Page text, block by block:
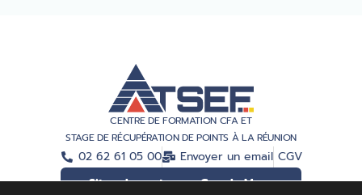
CENTRE DE FORMATION CFA ET
STAGE DE RÉCUPÉRATION DE POINTS À LA RÉUNION
02 62 61 05 00 Envoyer un email CGV
Situer le centre sur Google Maps